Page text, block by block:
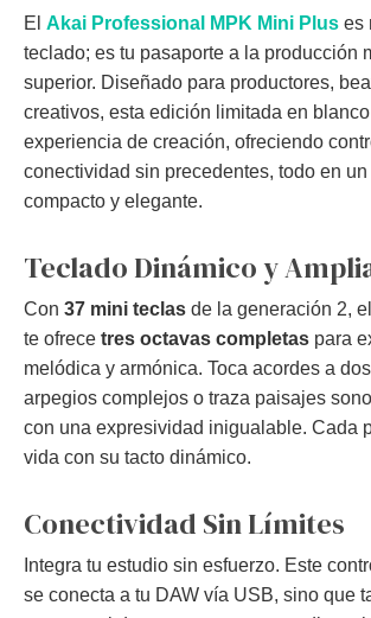
El Akai Professional MPK Mini Plus es
teclado; es tu pasaporte a la producción
superior. Diseñado para productores,
creativos, esta edición limitada en
experiencia de creación, ofreciendo
conectividad sin precedentes, todo en un
compacto y elegante.
Teclado Dinámico y
Con 37 mini teclas de la generación 2,
te ofrece tres octavas completas para
melódica y armónica. Toca acordes a
arpegios complejos o traza paisajes
con una expresividad inigualable. Cada
vida con su tacto dinámico.
Conectividad Sin Límites
Integra tu estudio sin esfuerzo. Este
se conecta a tu DAW vía USB, sino que